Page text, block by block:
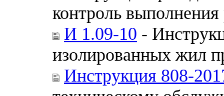
контроль выполнения
И 1.09-10 -
изолированных жил
Инструкция 808-